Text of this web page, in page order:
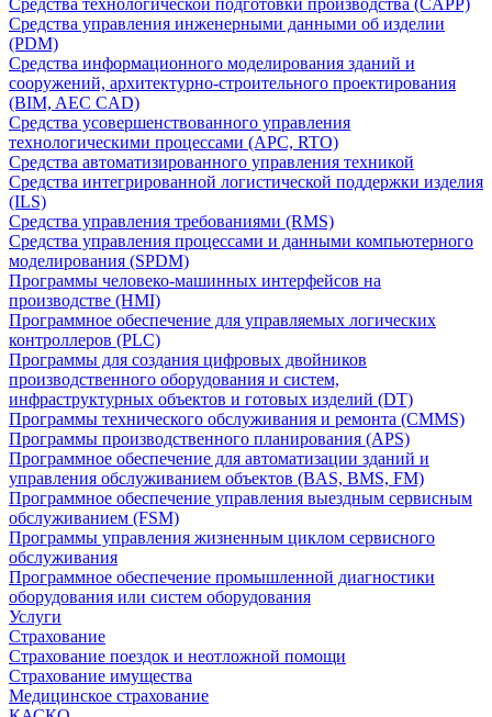
Средства технологической подготовки производства (CAPP)
Средства управления инженерными данными об изделии
(PDM)
Средства информационного моделирования зданий и
сооружений, архитектурно-строительного проектирования
(BIM, AEC CAD)
Средства усовершенствованного управления
технологическими процессами (APC, RTO)
Средства автоматизированного управления техникой
Средства интегрированной логистической поддержки изделия
(ILS)
Средства управления требованиями (RMS)
Средства управления процессами и данными компьютерного
моделирования (SPDM)
Программы человеко-машинных интерфейсов на
производстве (HMI)
Программное обеспечение для управляемых логических
контроллеров (PLC)
Программы для создания цифровых двойников
производственного оборудования и систем,
инфраструктурных объектов и готовых изделий (DT)
Программы технического обслуживания и ремонта (CMMS)
Программы производственного планирования (APS)
Программное обеспечение для автоматизации зданий и
управления обслуживанием объектов (BAS, BMS, FM)
Программное обеспечение управления выездным сервисным
обслуживанием (FSM)
Программы управления жизненным циклом сервисного
обслуживания
Программное обеспечение промышленной диагностики
оборудования или систем оборудования
Услуги
Страхование
Страхование поездок и неотложной помощи
Страхование имущества
Медицинское страхование